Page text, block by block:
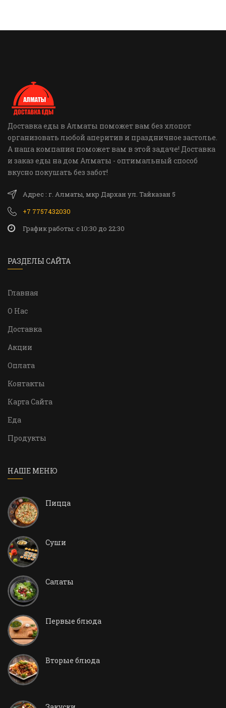
Доставка еды в Алматы поможет вам без хлопот
организовать любой аперитив и праздничное застолье.
А наша компания поможет вам в этой задаче! Доставка
и заказ еды на дом Алматы - оптимальный способ
вкусно покушать без забот!
Адрес : г. Алматы, мкр Дархан ул. Тайказан 5
+7 7757432030
График работы: c 10:30 до 22:30
РАЗДЕЛЫ САЙТА
Главная
О Нас
Доставка
Акции
Оплата
Контакты
Карта Сайта
Еда
Продукты
НАШЕ МЕНЮ
Пицца
Суши
Салаты
Первые блюда
Вторые блюда